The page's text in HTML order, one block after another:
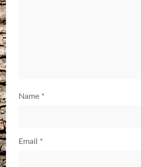
Name *
Email *